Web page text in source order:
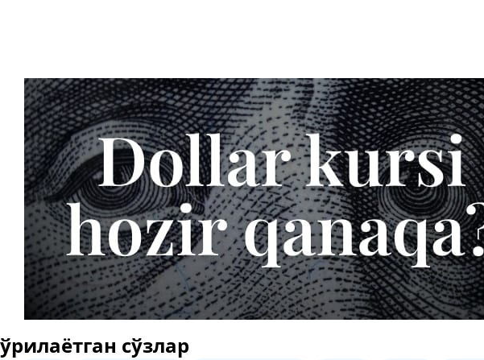
сўзлар